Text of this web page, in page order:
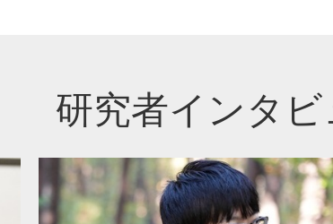
研究者インタビ